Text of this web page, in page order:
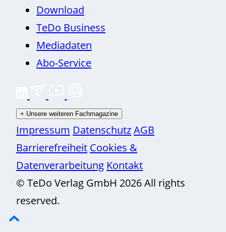
Download
TeDo Business
Mediadaten
Abo-Service
+ Unsere weiteren Fachmagazine
Impressum DatenschutzAGB
Barrierefreiheit Cookies &
Datenverarbeitung Kontakt
© TeDo Verlag GmbH 2026 All rights
reserved.